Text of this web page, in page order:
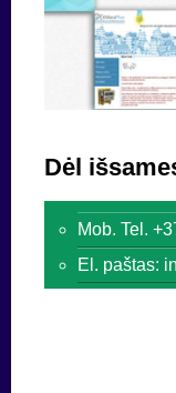
Dėl
Mob. Tel.
El. paštas: